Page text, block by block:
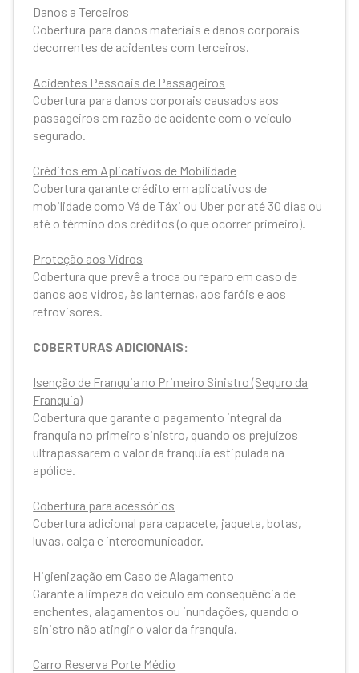
Danos a Terceiros
Cobertura para danos materiais e danos corporais
decorrentes de acidentes com terceiros.
Acidentes Pessoais de Passageiros
Cobertura para danos corporais causados aos
passageiros em razão de acidente com o veículo
segurado.
Créditos em Aplicativos de Mobilidade
Cobertura garante crédito em aplicativos de
mobilidade como Vá de Táxi ou Uber por até 30 dias ou
até o término dos créditos (o que ocorrer primeiro).
Proteção aos Vidros
Cobertura que prevê a troca ou reparo em caso de
danos aos vidros, às lanternas, aos faróis e aos
retrovisores.
COBERTURAS ADICIONAIS:
Isenção de Franquia no Primeiro Sinistro (Seguro da
Franquia)
Cobertura que garante o pagamento integral da
franquia no primeiro sinistro, quando os prejuízos
ultrapassarem o valor da franquia estipulada na
apólice.
Cobertura para acessórios
Cobertura adicional para capacete, jaqueta, botas,
luvas, calça e intercomunicador.
Higienização em Caso de Alagamento
Garante a limpeza do veículo em consequência de
enchentes, alagamentos ou inundações, quando o
sinistro não atingir o valor da franquia.
Carro Reserva Porte Médio